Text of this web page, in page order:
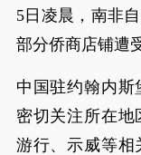
5日凌晨，南非
部分侨商店铺遭
中国驻约翰内斯
密切关注所在地
游行、示威等相